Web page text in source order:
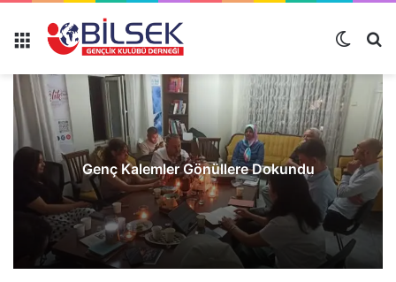
Genç Kalemler Gönüllere Dokundu